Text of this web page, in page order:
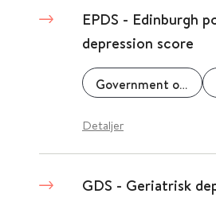
EPDS - Edinburgh
depression score
Government of Western Australia
Detaljer
GDS - Geriatrisk